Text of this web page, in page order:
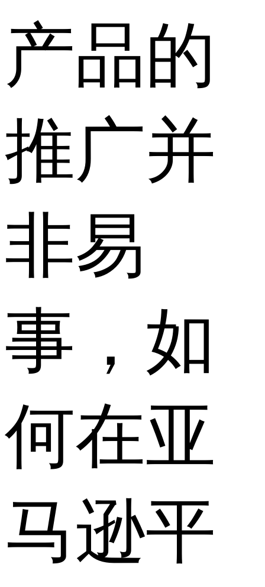
产品的
推广并
非易
事，如
何在亚
马逊平